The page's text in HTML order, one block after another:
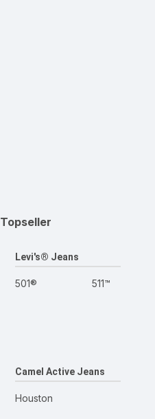
Topseller
Levi's® Jeans
501® 511™
Camel Active Jeans
Houston